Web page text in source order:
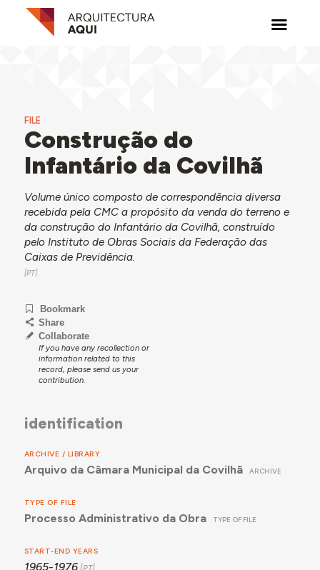
FILE
Construção do
Infantário da Covilhã
Volume único composto de correspondência diversa
recebida pela CMC a propósito da venda do terreno e
da construção do Infantário da Covilhã, construído
pelo Instituto de Obras Sociais da Federação das
Caixas de Previdência.
Bookmark
Share
Collaborate
If you have any recollection or
information related to this
record, please send us your
contribution.
identification
ARCHIVE / LIBRARY
Arquivo da Câmara Municipal da Covilhã ARCHIVE
TYPE OF FILE
Processo Administrativo da Obra TYPE OF FILE
START-END YEARS
1965-1976